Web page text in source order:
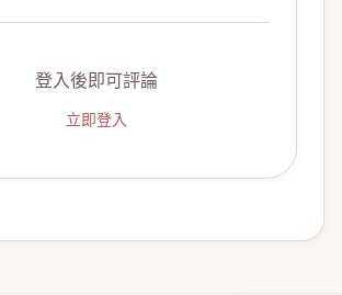
登入後即可評論
立即登入